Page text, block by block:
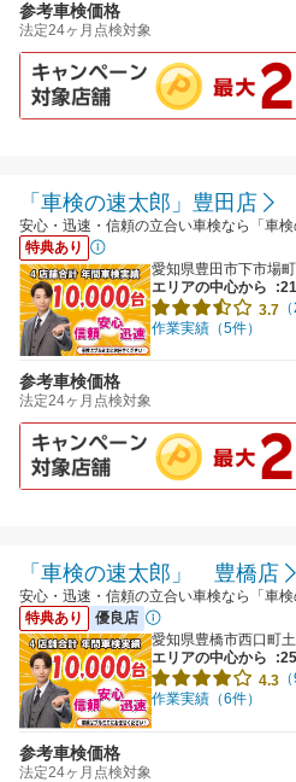
参考車検価格
法定24ヶ月点検対象
「車検の速太郎」豊田店
安心・迅速・信頼の立合い車検なら「車検
特典あり
愛知県豊田市下市場
エリアの中心から
3.7
作業実績（5件）
参考車検価格
法定24ヶ月点検対象
「車検の速太郎」 豊橋店
安心・迅速・信頼の立合い車検なら「車検
特典あり
優良店
愛知県豊橋市西口町
エリアの中心から
4.3
作業実績（6件）
参考車検価格
法定24ヶ月点検対象